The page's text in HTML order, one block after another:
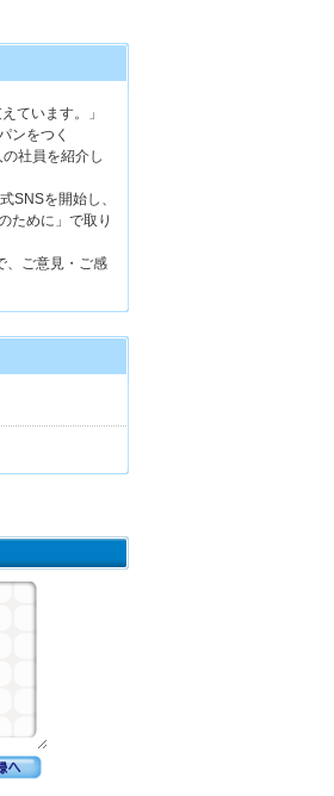
ています。」
ンをつく
社員を紹介し
SNSを開始し、
ために」で取り
、ご意見・ご感